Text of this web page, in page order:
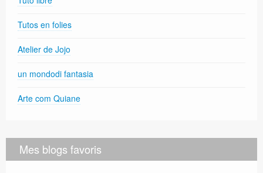
Tutos en folies
Atelier de Jojo
un mondodi fantasia
Arte com Quiane
Mes blogs favoris